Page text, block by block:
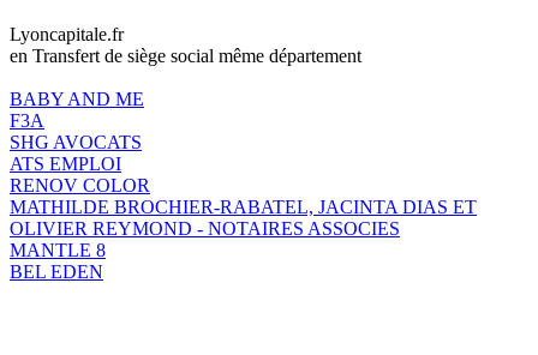
Lyoncapitale.fr
en Transfert de siège social même département
BABY AND ME
F3A
SHG AVOCATS
ATS EMPLOI
RENOV COLOR
MATHILDE BROCHIER-RABATEL, JACINTA DIAS ET
OLIVIER REYMOND - NOTAIRES ASSOCIES
MANTLE 8
BEL EDEN